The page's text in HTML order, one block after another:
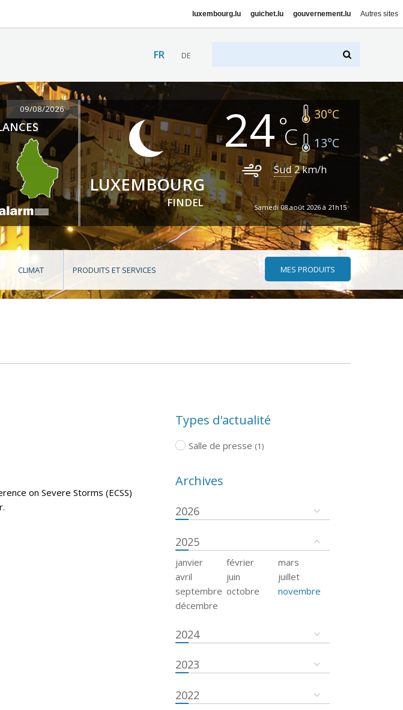
luxembourg.lu guichet.lu gouvernement.lu Autres sites
FR DE
09/08/2026
LUXEMBOURG
FINDEL
24 30°C
13°C
Sud 2km/h
Samedi 08 août 2026 à 21h15
CLIMAT PRODUITS ET SERVICES MES PRODUITS
on Severe Storms (ECSS)
Types d'actualité
Salle de presse (1)
Archives
2026
2025
janvier février
mars
avril
juin
juillet
septembre octobre
novembre
décembre
2024
2023
2022